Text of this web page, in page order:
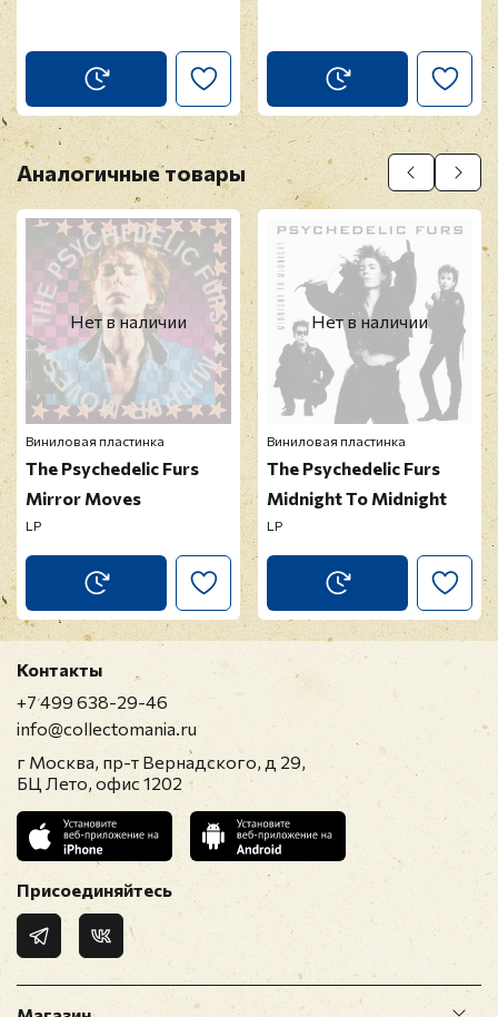
Аналогичные товары
Нет в наличии
Виниловая пластинка
The Psychedelic Furs
Mirror Moves
LP
Нет в наличии
Виниловая пластинка
The Psychedelic Furs
Midnight To Midnight
LP
Контакты
+7 499 638-29-46
info@collectomania.ru
г Москва, пр-т Вернадского, д 29,
БЦ Лето, офис 1202
Присоединяйтесь